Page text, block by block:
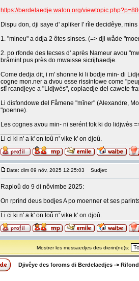
https://berdelaedje.walon.org/
Dispu don, dji saye d' apliker l' rîle decidêye,
1. "mineu" a ddja 2 ôtes sinses. (=> dji wåde
2. po rfonde des tecses d' après Nameur avou
bråmint pus près do mwaisse sicrijhaedje.
Come dedja dit, i m' shonne ki li bodje min- di
cogne mon.ner a dvou esse rissintowe come
stî rcandjeye a "Lidjwès", copiaedje del cawete
Li disfondowe del Fåmene "mîner" (Alexandre,
"poenne).
Les cognes avou min- ni serént fok ki do lidjwès
Li ci ki n' a k' on toû n' vike k' on djoû.
Date: dim 09 nôv, 2025 12:25:03 Sudjet:
Raploû do 9 di nôvimbe 2025:
On rprind deus bodjes A po moenner et ses
Li ci ki n' a k' on toû n' vike k' on djoû.
Mostrer les messaedjes des dierin(ne)s:
Djivêye des foroms di Berdelaedjes ->